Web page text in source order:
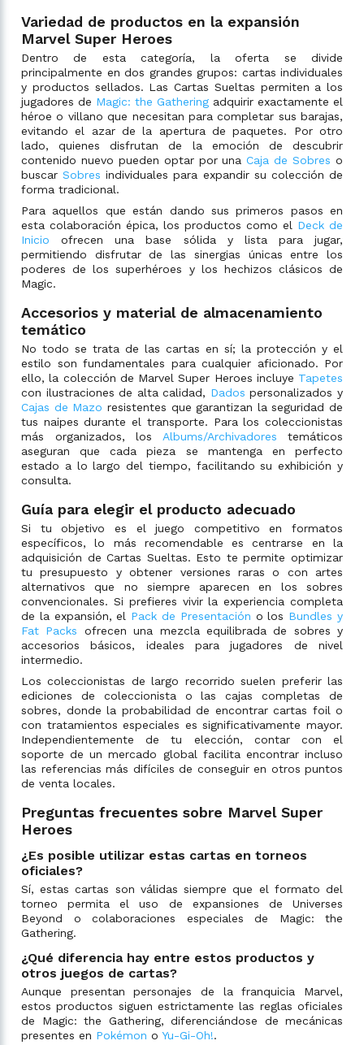
Variedad de productos en la expansión
Marvel Super Heroes
Dentro de esta categoría, la oferta se divide
principalmente en dos grandes grupos: cartas individuales
y productos sellados. Las Cartas Sueltas permiten a los
jugadores de Magic: the Gathering adquirir exactamente el
héroe o villano que necesitan para completar sus barajas,
evitando el azar de la apertura de paquetes. Por otro
lado, quienes disfrutan de la emoción de descubrir
contenido nuevo pueden optar por unaCaja de Sobres o
buscarSobres individuales para expandir su colección de
forma tradicional.
Para aquellos que están dando sus primeros pasos en
esta colaboración épica, los productos como el Deck de
Inicio ofrecen una base sólida y lista para jugar,
permitiendo disfrutar de las sinergias únicas entre los
poderes de los superhéroes y los hechizos clásicos de
Magic.
Accesorios y material de almacenamiento
temático
No todo se trata de las cartas en sí; la protección y el
estilo son fundamentales para cualquier aficionado. Por
ello, la colección de Marvel Super Heroes incluye Tapetes
con ilustraciones de alta calidad, Dados personalizados y
Cajas de Mazo resistentes que garantizan la seguridad de
tus naipes durante el transporte. Para los coleccionistas
más organizados, los Albums/Archivadores temáticos
aseguran que cada pieza se mantenga en perfecto
estado a lo largo del tiempo, facilitando su exhibición y
consulta.
Guía para elegir el producto adecuado
Si tu objetivo es el juego competitivo en formatos
específicos, lo más recomendable es centrarse en la
adquisición de Cartas Sueltas. Esto te permite optimizar
tu presupuesto y obtener versiones raras o con artes
alternativos que no siempre aparecen en los sobres
convencionales. Si prefieres vivir la experiencia completa
de la expansión, el Pack de Presentación o los Bundles y
Fat Packs ofrecen una mezcla equilibrada de sobres y
accesorios básicos, ideales para jugadores de nivel
intermedio.
Los coleccionistas de largo recorrido suelen preferir las
ediciones de coleccionista o las cajas completas de
sobres, donde la probabilidad de encontrar cartas foil o
con tratamientos especiales es significativamente mayor.
Independientemente de tu elección, contar con el
soporte de un mercado global facilita encontrar incluso
las referencias más difíciles de conseguir en otros puntos
de venta locales.
Preguntas frecuentes sobre Marvel Super
Heroes
¿Es posible utilizar estas cartas en torneos
oficiales?
Sí, estas cartas son válidas siempre que el formato del
torneo permita el uso de expansiones de Universes
Beyond o colaboraciones especiales de Magic: the
Gathering.
¿Qué diferencia hay entre estos productos y
otros juegos de cartas?
Aunque presentan personajes de la franquicia Marvel,
estos productos siguen estrictamente las reglas oficiales
de Magic: the Gathering, diferenciándose de mecánicas
presentes en Pokémon o Yu-Gi-Oh!.